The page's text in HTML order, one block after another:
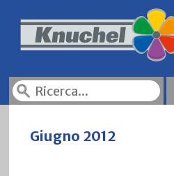
Giugno 2012